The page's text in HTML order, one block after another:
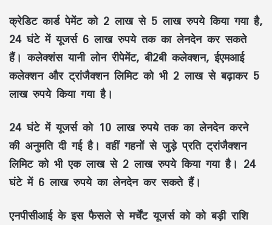
क्रेडिट कार्ड पेमेंट को 2 लाख से 5 लाख रुपये किया गया है,
24 घंटे में यूजर्स 6 लाख रुपये तक का लेनदेन कर सकते
हैं। कलेक्शंस यानी लोन रीपेमेंट, बी2बी कलेक्शन, ईएमआई
कलेक्शन और ट्रांजैक्शन लिमिट को भी 2 लाख से बढ़ाकर 5
लाख रुपये किया गया है।
24 घंटे में यूजर्स को 10 लाख रुपये तक का लेनदेन करने
की अनुमति दी गई है। वहीं गहनों से जुड़े प्रति ट्रांजैक्शन
लिमिट को भी एक लाख से 2 लाख रुपये किया गया है। 24
घंटे में 6 लाख रुपये का लेनदेन कर सकते हैं।
एनपीसीआई के इस फैसले से मर्चेंट यूजर्स को को बड़ी राशि